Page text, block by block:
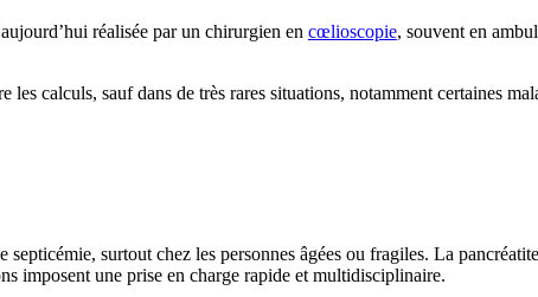
réalisée par un chirurgien en cœlioscopie, souvent en
calculs, sauf dans de très rares situations, notamment certaines
surtout chez les personnes âgées ou fragiles. La
imposent une prise en charge rapide et multidisciplinaire.